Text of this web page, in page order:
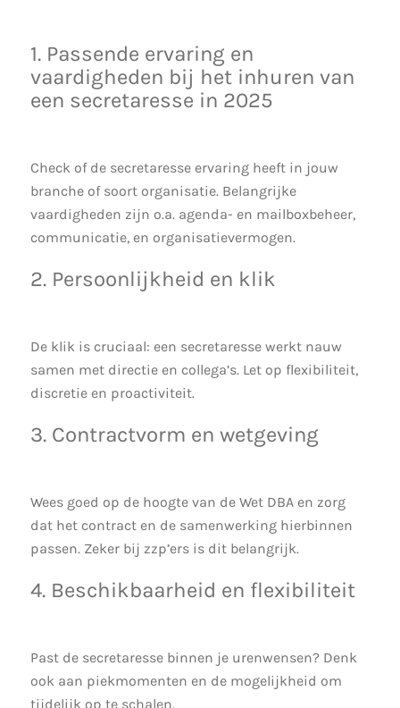
1. Passende ervaring en
vaardigheden bij het inhuren van
een secretaresse in 2025
Check of de secretaresse ervaring heeft in jouw
branche of soort organisatie. Belangrijke
vaardigheden zijn o.a. agenda- en mailboxbeheer,
communicatie, en organisatievermogen.
2. Persoonlijkheid en klik
De klik is cruciaal: een secretaresse werkt nauw
samen met directie en collega’s. Let op flexibiliteit,
discretie en proactiviteit.
3. Contractvorm en wetgeving
Wees goed op de hoogte van de Wet DBA en zorg
dat het contract en de samenwerking hierbinnen
passen. Zeker bij zzp’ers is dit belangrijk.
4. Beschikbaarheid en flexibiliteit
Past de secretaresse binnen je urenwensen? Denk
ook aan piekmomenten en de mogelijkheid om
tijdelijk op te schalen.